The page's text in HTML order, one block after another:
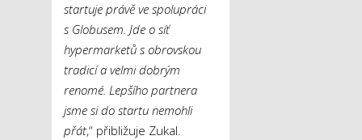
startuje právě ve spolupráci
s Globusem. Jde o síť
hypermarketů s obrovskou
tradicí a velmi dobrým
renomé. Lepšího partnera
jsme si do startu nemohli
přát,“ přibližuje Zukal.